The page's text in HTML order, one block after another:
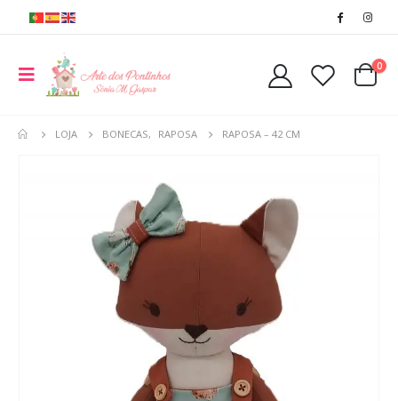
0
LOJA BONECAS, RAPOSA RAPOSA – 42 CM